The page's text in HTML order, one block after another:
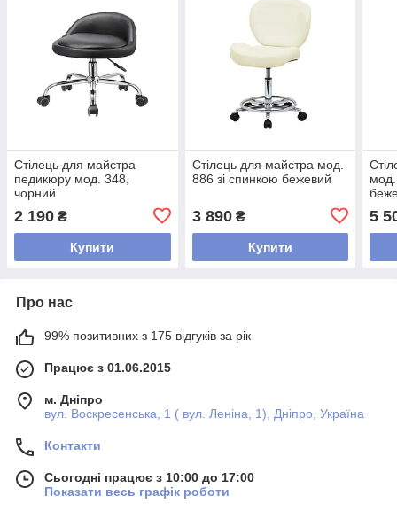
Стілець для майстра
педикюру мод. 348,
чорний
2 190 ₴
Купити
Стілець для майстра мод.
886 зі спинкою бежевий
3 890₴
Купити
мод.
5
Про нас
99% позитивних з 175 відгуків за рік
Працює з 01.06.2015
м. Дніпро
вул. Воскресенська, 1 ( вул. Леніна, 1), Дніпро, Україна
Контакти
Сьогодні працює з 10:00 до 17:00
Показати весь графік роботи